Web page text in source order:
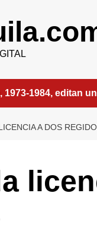
1973-1984, editan
A DOS